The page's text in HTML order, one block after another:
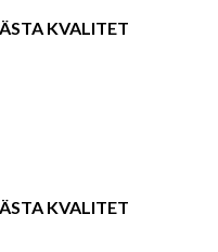
KVALITET
KVALITET